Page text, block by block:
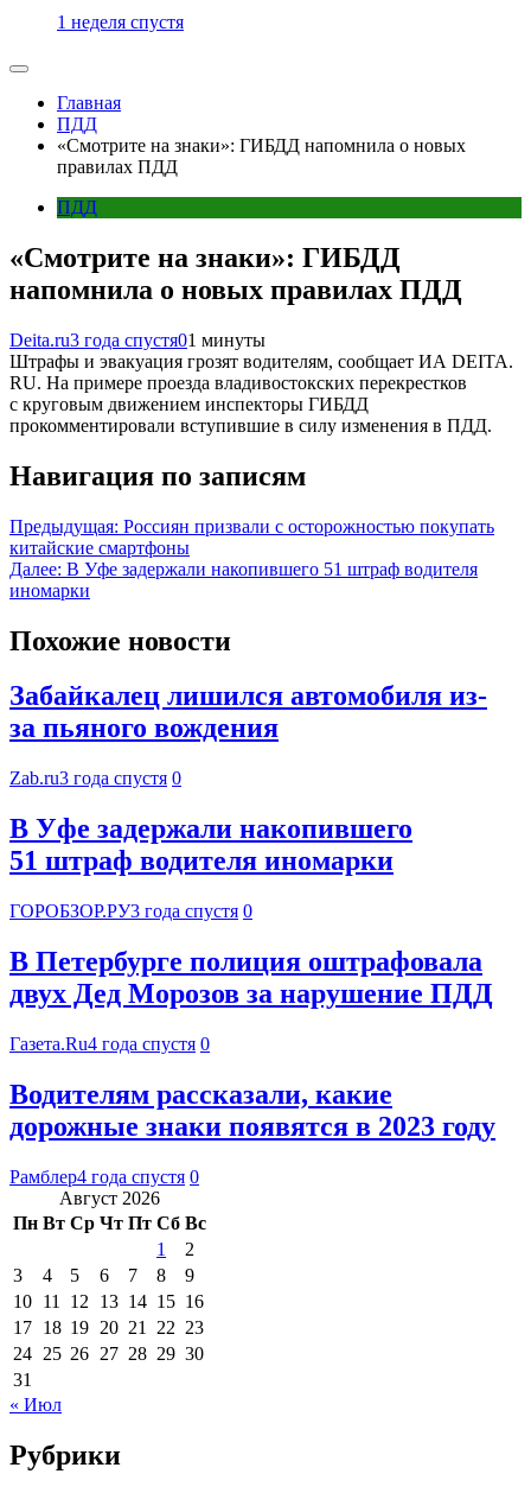
1 неделя спустя
Главная
ПДД
«Смотрите на знаки»: ГИБДД напомнила о новых
правилах ПДД
ПДД
«Смотрите на знаки»: ГИБДД
напомнила о новых правилах ПДД
Deita.ru3 года спустя01 минуты
Штрафы и эвакуация грозят водителям, сообщает ИА DEITA.
RU. На примере проезда владивостокских перекрестков
с круговым движением инспекторы ГИБДД
прокомментировали вступившие в силу изменения в ПДД.
Навигация по записям
Предыдущая: Россиян призвали с осторожностью покупать
китайские смартфоны
Далее: В Уфе задержали накопившего 51 штраф водителя
иномарки
Похожие новости
Забайкалец лишился автомобиля из-
за пьяного вождения
Zab.ru3 года спустя 0
В Уфе задержали накопившего
51 штраф водителя иномарки
ГОРОБЗОР.РУ3 года спустя 0
В Петербурге полиция оштрафовала
двух Дед Морозов за нарушение ПДД
Газета.Ru4 года спустя 0
Водителям рассказали, какие
дорожные знаки появятся в 2023 году
Рамблер4 года спустя 0
Август 2026
Пн Вт Ср Чт Пт Сб Вс
1
2
3
4 5 6 7 8
9
10 11 12 13 14 15 16
17 18 19 20 21 22 23
24 25 26 27 28 29 30
31
« Июл
Рубрики